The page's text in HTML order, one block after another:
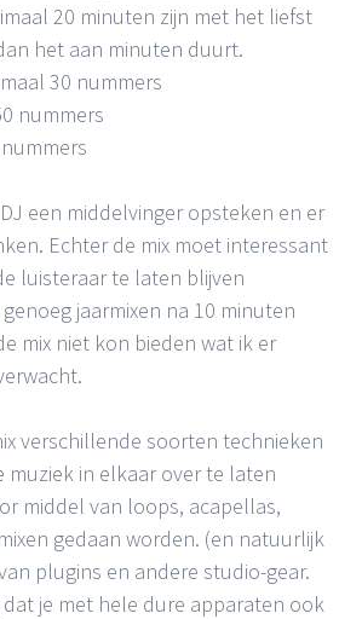
20 minuten zijn met het liefst
het aan minuten duurt.
30 nummers
nummers
een middelvinger opsteken en er
Echter de mix moet interessant
luisteraar te laten blijven
jaarmixen na 10 minuten
mix niet kon bieden wat ik er
verschillende soorten technieken
muziek in elkaar over te laten
middel van loops, acapellas,
gedaan worden. (en natuurlijk
plugins en andere studio-gear.
je met hele dure apparaten ook